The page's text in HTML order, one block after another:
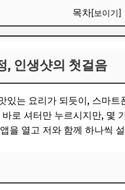
목차[보이기]
보세요!
절하기
마세요
품'으로 만드는 비결
, 인생샷의 첫걸음
있는 요리가 되듯이, 스마트
로 셔터만 누르시지만, 몇
을 열고 저와 함께 하나씩